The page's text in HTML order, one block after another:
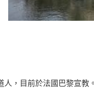
人，目前於法國巴黎宣教